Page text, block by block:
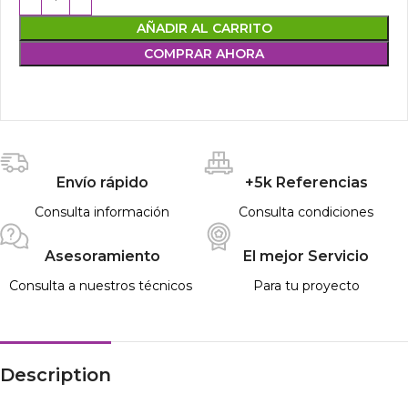
AÑADIR AL CARRITO
COMPRAR AHORA
Envío rápido
Consulta información
+5k Referencias
Consulta condiciones
Asesoramiento
Consulta a nuestros técnicos
El mejor Servicio
Para tu proyecto
Description